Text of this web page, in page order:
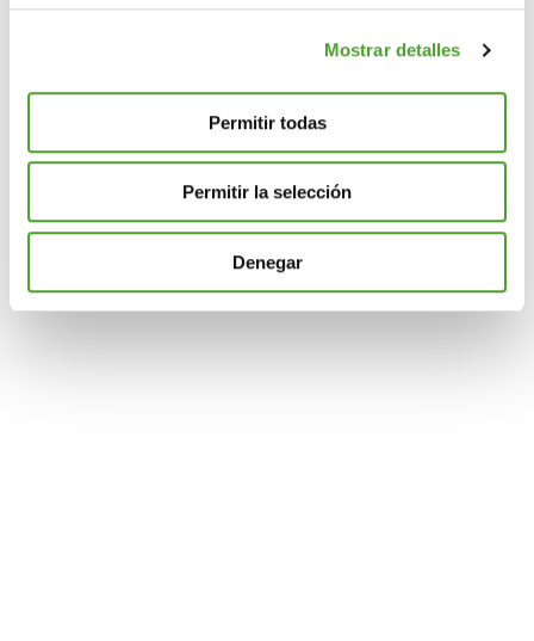
. Puede cambiar o retirar su
Las cookies de este sitio web se usan para personalizar
el contenido y los anuncios, ofrecer funciones de redes
sociales y analizar el tráfico. Además, compartimos
información sobre el uso que haga del sitio web con
web, quienes pueden combinarla con otra información
Mostrar detalles
Permitir todas
Permitir la selección
Denegar